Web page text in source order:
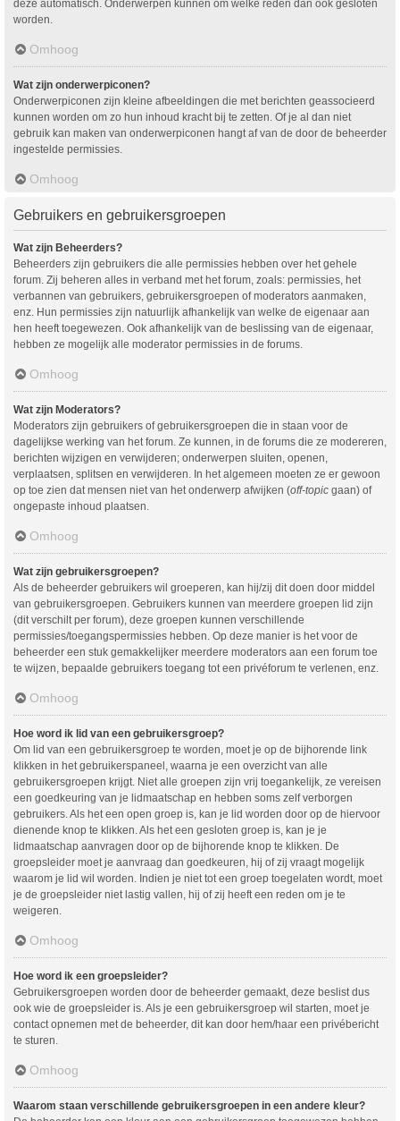
deze automatisch. Onderwerpen kunnen om welke reden dan ook gesloten
worden.
Omhoog
Wat zijn onderwerpiconen?
Onderwerpiconen zijn kleine afbeeldingen die met berichten geassocieerd
kunnen worden om zo hun inhoud kracht bij te zetten. Of je al dan niet
gebruik kan maken van onderwerpiconen hangt af van de door de beheerder
ingestelde permissies.
Omhoog
Gebruikers en gebruikersgroepen
Wat zijn Beheerders?
Beheerders zijn gebruikers die alle permissies hebben over het gehele
forum. Zij beheren alles in verband met het forum, zoals: permissies, het
verbannen van gebruikers, gebruikersgroepen of moderators aanmaken,
enz. Hun permissies zijn natuurlijk afhankelijk van welke de eigenaar aan
hen heeft toegewezen. Ook afhankelijk van de beslissing van de eigenaar,
hebben ze mogelijk alle moderator permissies in de forums.
Omhoog
Wat zijn Moderators?
Moderators zijn gebruikers of gebruikersgroepen die in staan voor de
dagelijkse werking van het forum. Ze kunnen, in de forums die ze modereren,
berichten wijzigen en verwijderen; onderwerpen sluiten, openen,
verplaatsen, splitsen en verwijderen. In het algemeen moeten ze er gewoon
op toe zien dat mensen niet van het onderwerp afwijken (off-topic gaan) of
ongepaste inhoud plaatsen.
Omhoog
Wat zijn gebruikersgroepen?
Als de beheerder gebruikers wil groeperen, kan hij/zij dit doen door middel
van gebruikersgroepen. Gebruikers kunnen van meerdere groepen lid zijn
(dit verschilt per forum), deze groepen kunnen verschillende
permissies/toegangspermissies hebben. Op deze manier is het voor de
beheerder een stuk gemakkelijker meerdere moderators aan een forum toe
te wijzen, bepaalde gebruikers toegang tot een privéforum te verlenen, enz.
Omhoog
Hoe word ik lid van een gebruikersgroep?
Om lid van een gebruikersgroep te worden, moet je op de bijhorende link
klikken in het gebruikerspaneel, waarna je een overzicht van alle
gebruikersgroepen krijgt. Niet alle groepen zijn vrij toegankelijk, ze vereisen
een goedkeuring van je lidmaatschap en hebben soms zelf verborgen
gebruikers. Als het een open groep is, kan je lid worden door op de hiervoor
dienende knop te klikken. Als het een gesloten groep is, kan je je
lidmaatschap aanvragen door op de bijhorende knop te klikken. De
groepsleider moet je aanvraag dan goedkeuren, hij of zij vraagt mogelijk
waarom je lid wil worden. Indien je niet tot een groep toegelaten wordt, moet
je de groepsleider niet lastig vallen, hij of zij heeft een reden om je te
weigeren.
Omhoog
Hoe word ik een groepsleider?
Gebruikersgroepen worden door de beheerder gemaakt, deze beslist dus
ook wie de groepsleider is. Als je een gebruikersgroep wil starten, moet je
contact opnemen met de beheerder, dit kan door hem/haar een privébericht
te sturen.
Omhoog
Waarom staan verschillende gebruikersgroepen in een andere kleur?